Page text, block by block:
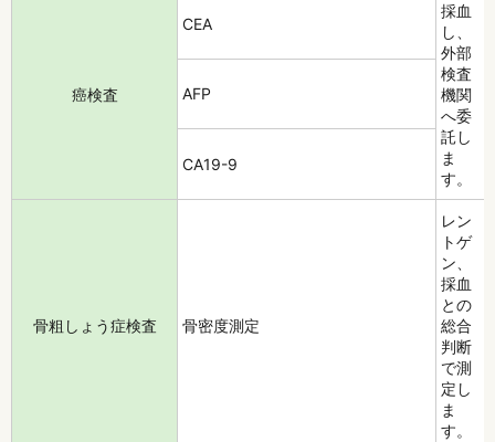
癌検査
CEA
採血
し、
外部
検査
機関
へ委
託し
ま
す。
AFP
CA19-9
骨粗しょう症検査 骨密度測定
レン
トゲ
ン、
採血
との
総合
判断
で測
定し
ま
す。